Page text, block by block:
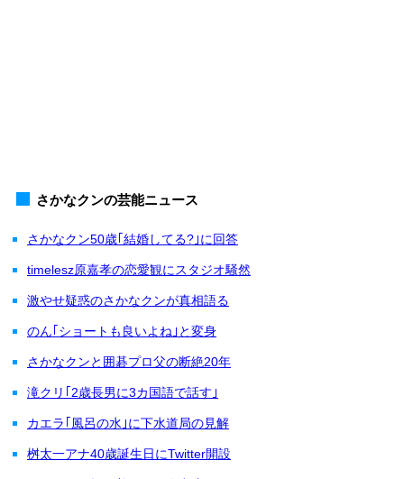
さかなクンの芸能ニュース
さかなクン50歳｢結婚してる?｣に回答
timelesz原嘉孝の恋愛観にスタジオ騒然
激やせ疑惑のさかなクンが真相語る
のん｢ショートも良いよね｣と変身
さかなクンと囲碁プロ父の断絶20年
滝クリ｢2歳長男に3カ国語で話す｣
カエラ｢風呂の水｣に下水道局の見解
桝太一アナ40歳誕生日にTwitter開設